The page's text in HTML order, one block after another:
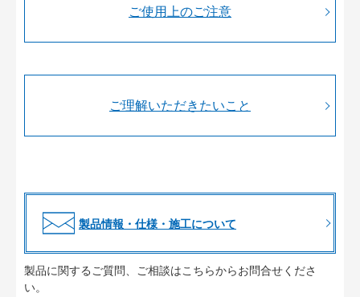
ご使用上のご注意
ご理解いただきたいこと
製品情報・仕様・施工について
製品に関するご質問、ご相談はこちらからお問合せくださ
い。